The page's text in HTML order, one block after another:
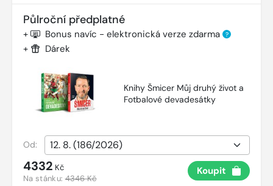
Půlroční předplatné
+ Bonus navíc - elektronická verze zdarma ?
+ Dárek
Knihy Šmicer Můj druhý život a
Fotbalové devadesátky
Od:
4332 Kč
Na stánku:4346 Kč
Koupit